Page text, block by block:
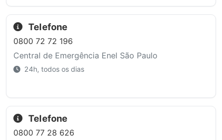
Telefone
0800 72 72 196
Central de Emergência Enel São Paulo
24h, todos os dias
Telefone
0800 77 28 626